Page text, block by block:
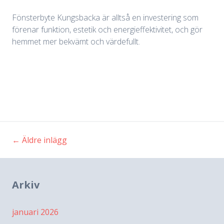
Fönsterbyte Kungsbacka är alltså en investering som
förenar funktion, estetik och energieffektivitet, och gör
hemmet mer bekvämt och värdefullt.
Inläggsnavigering
← Äldre inlägg
Arkiv
januari 2026